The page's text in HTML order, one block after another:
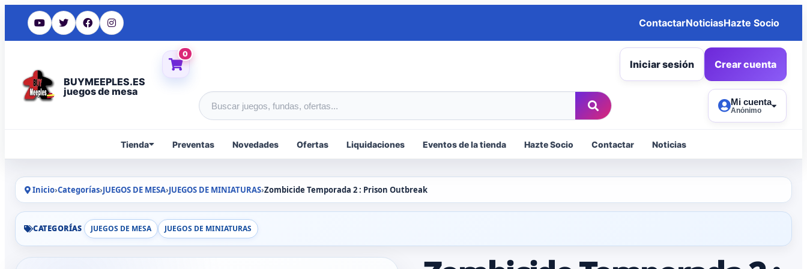
ContactarNoticiasHazte Socio
BUYMEEPLES.ES
juegos de mesa
0
Iniciar sesión Crear cuenta
Buscar productos
Mi cuenta
Anónimo
Tienda Preventas Novedades Ofertas Liquidaciones Eventos de la tienda Hazte Socio Contactar Noticias
Inicio›Categorías›JUEGOS DE MESA›JUEGOS DE MINIATURAS›Zombicide Temporada 2 : Prison Outbreak
CATEGORÍAS JUEGOS DE MESA JUEGOS DE MINIATURAS